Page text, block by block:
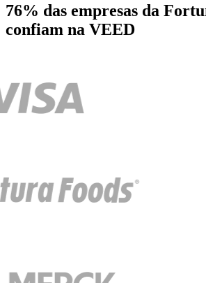
76% das empresas da
confiam na VEED